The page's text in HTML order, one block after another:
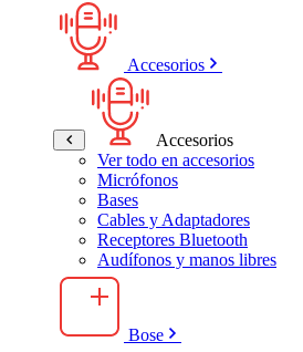
Accesorios
Accesorios
Ver todo en accesorios
Micrófonos
Bases
Cables y Adaptadores
Receptores Bluetooth
Audífonos y manos libres
Bose